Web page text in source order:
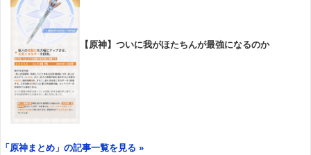
【原神】ついに我がほたちんが最強になるのか
「原神まとめ」の記事一覧を見る »